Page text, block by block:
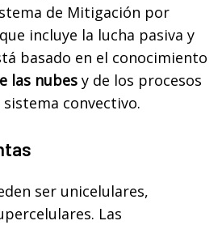
de Mitigación por
incluye la lucha pasiva y
basado en el conocimiento
las nubes y de los procesos
convectivo.
ser unicelulares,
Las